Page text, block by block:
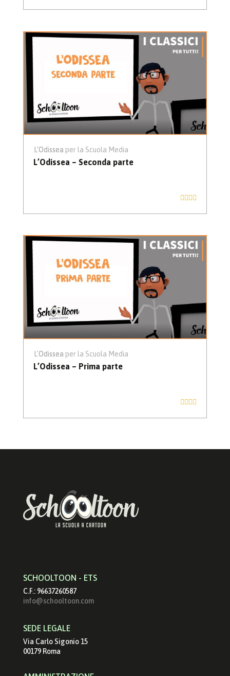
L’Odissea – Seconda parte
L'Odissea
L'Odissea per la Scuola Media
L’Odissea – Prima parte
L'Odissea
L'Odissea per la Scuola Media
SCHOOLTOON - ETS
C.F.: 96637260587
info@schooltoon.com
SEDE LEGALE
Via Carlo Sigonio 15
00179 Roma